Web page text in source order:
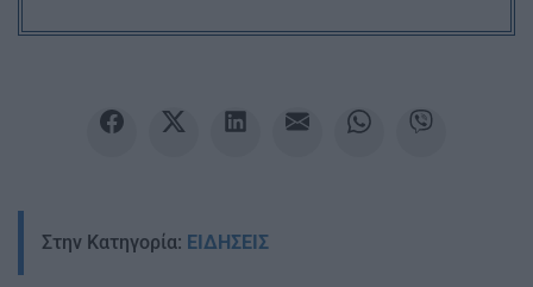
Στην Κατηγορία: ΕΙΔΗΣΕΙΣ